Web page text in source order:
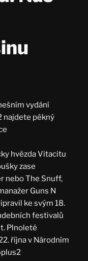
vydání
najdete pěkný
hvězda Vitacitu
zase
nebo The Snuff,
Guns N
ke svým 18.
festivalů
Plnoleté
října v Národním